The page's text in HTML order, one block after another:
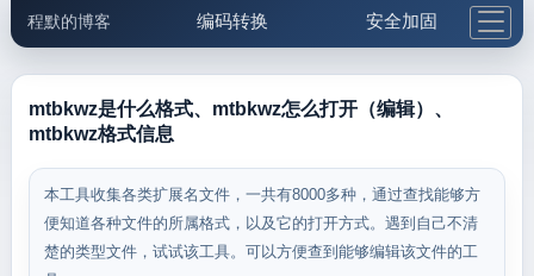
程默的博客 编码转换 安全加固
邮件工具 生活便民 更多工具
mtbkwz是什么格式、mtbkwz怎么打开（编辑）、
mtbkwz格式信息
本工具收集各类扩展名文件，一共有8000多种，通过查找能够方
便知道各种文件的所属格式，以及它的打开方式。遇到自己不清
楚的类型文件，试试该工具。可以方便查到能够编辑该文件的工